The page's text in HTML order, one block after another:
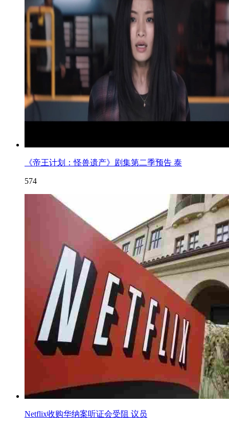
《帝王计划：怪兽遗产》剧集第二季预告 泰
574
Netflix收购华纳案听证会受阻 议员